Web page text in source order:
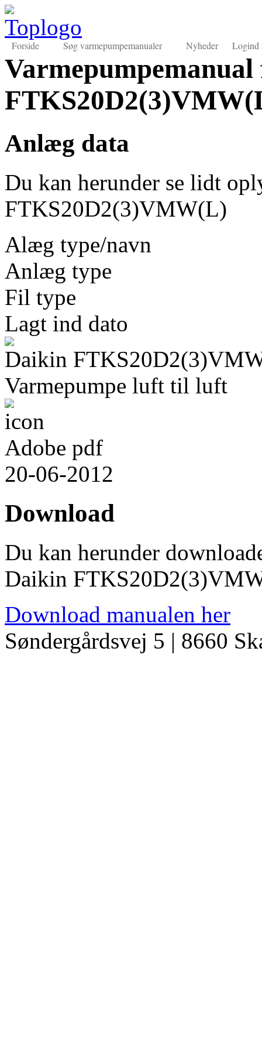
Forside Søg varmepumpemanualer Nyheder Logind
Anlæg data
Du kan herunder se lidt
FTKS20D2(3)VMW(L)
Alæg type/navn
Anlæg type
Fil type
Lagt ind dato
Daikin
Varmepumpe luft til luft
Adobe pdf
20-06-2012
Download
Du kan herunder
Daikin
Download manualen her
Søndergårdsvej 5 | 8660